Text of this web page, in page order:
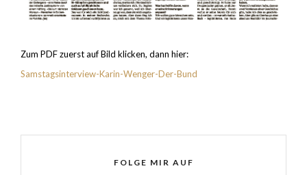
Zum PDF zuerst auf Bild klicken, dann hier:
Samstagsinterview-Karin-Wenger-Der-Bund
FOLGE MIR AUF